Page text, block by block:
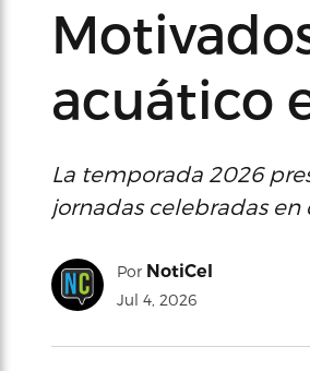
acuático
La temporada 2026
jornadas celebradas en
Por NotiCel
Jul 4, 2026